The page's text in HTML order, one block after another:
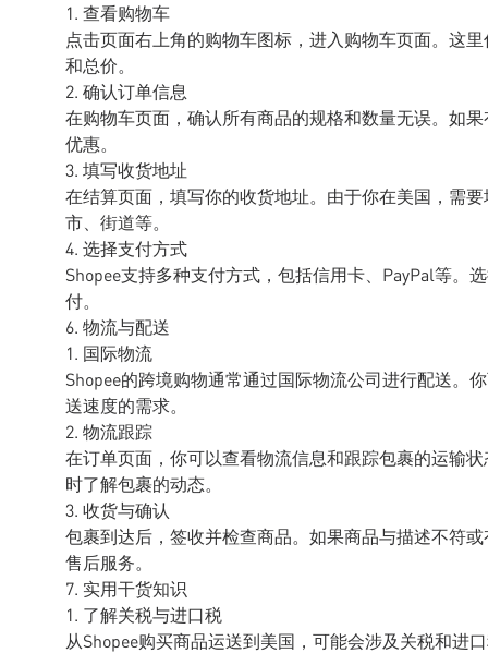
1. 查看购物车
点击页面右上角的购物车图标，进入购物车页面。这
和总价。
2. 确认订单信息
在购物车页面，确认所有商品的规格和数量无误。如
优惠。
3. 填写收货地址
在结算页面，填写你的收货地址。由于你在美国，需
市、街道等。
4. 选择支付方式
Shopee支持多种支付方式，包括信用卡、PayPal等。
付。
6. 物流与配送
1. 国际物流
Shopee的跨境购物通常通过国际物流公司进行配送。
送速度的需求。
2. 物流跟踪
在订单页面，你可以查看物流信息和跟踪包裹的运输
时了解包裹的动态。
3. 收货与确认
包裹到达后，签收并检查商品。如果商品与描述不符
售后服务。
7. 实用干货知识
1. 了解关税与进口税
从Shopee购买商品运送到美国，可能会涉及关税和进